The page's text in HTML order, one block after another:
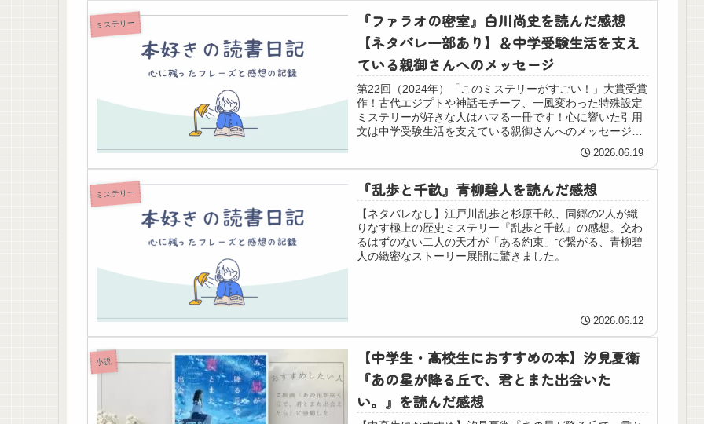
ミステリー
『ファラオの密室』白川尚史を読んだ感想
【ネタバレ一部あり】＆中学受験生活を支え
ている親御さんへのメッセージ
第22回（2024年）「このミステリーがすごい！」大賞受賞
作！古代エジプトや神話モチーフ、一風変わった特殊設定
ミステリーが好きな人はハマる一冊です！心に響いた引用
文は中学受験生活を支えている親御さんへのメッセージで
2026.06.19
ミステリー 『乱歩と千畝』青柳碧人を読んだ感想
【ネタバレなし】江戸川乱歩と杉原千畝、同郷の2人が織
りなす極上の歴史ミステリー『乱歩と千畝』の感想。交わ
るはずのない二人の天才が「ある約束」で繋がる、青柳碧
人の緻密なストーリー展開に驚きました。
2026.06.12
小説
【中学生・高校生におすすめの本】汐見夏衛
『あの星が降る丘で、君とまた出会いた
い。』を読んだ感想